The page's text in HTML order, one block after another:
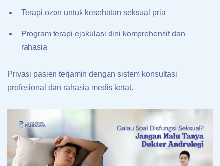
Terapi ozon untuk kesehatan seksual pria
Program terapi ejakulasi dini komprehensif dan
rahasia
Privasi pasien terjamin dengan sistem konsultasi
profesional dan rahasia medis ketat.